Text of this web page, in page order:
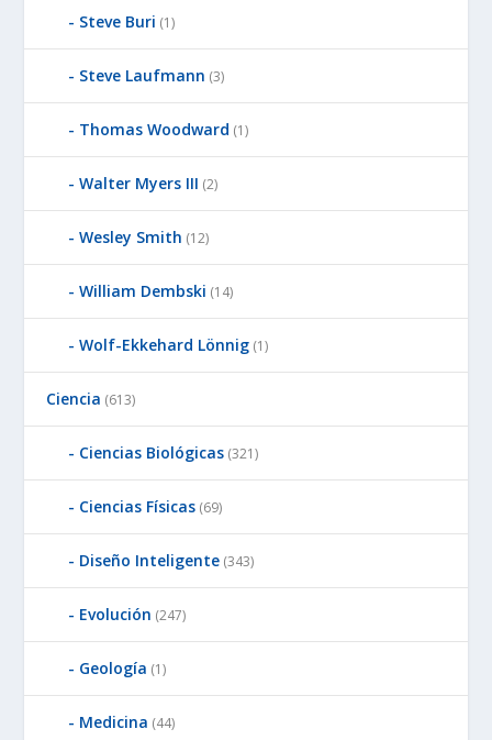
Steve Buri (1)
Steve Laufmann (3)
Thomas Woodward (1)
Walter Myers III (2)
Wesley Smith (12)
William Dembski (14)
Wolf-Ekkehard Lönnig (1)
Ciencia (613)
Ciencias Biológicas (321)
Ciencias Físicas (69)
Diseño Inteligente (343)
Evolución (247)
Geología (1)
Medicina (44)